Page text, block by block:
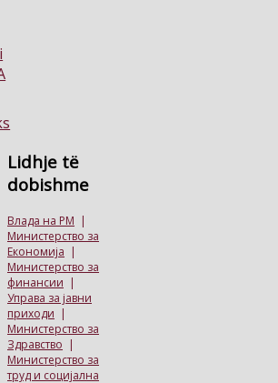
Lidhje të
dobishme
Влада на РМ |
Министерство за
Економија |
Министерство за
финансии |
Управа за јавни
приходи |
Министерство за
Здравство |
Министерство за
труд и социјална